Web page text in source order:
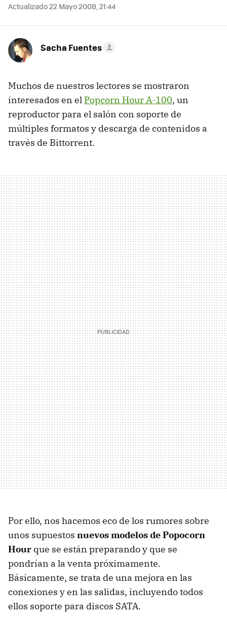
Actualizado 22 Mayo 2008, 21:44
Sacha Fuentes
Muchos de nuestros lectores se mostraron
interesados en el Popcorn Hour A-100, un
reproductor para el salón con soporte de
múltiples formatos y descarga de contenidos a
través de Bittorrent.
Por ello, nos hacemos eco de los rumores sobre
unos supuestos nuevos modelos de Popocorn
Hour que se están preparando y que se
pondrían a la venta próximamente.
Básicamente, se trata de una mejora en las
conexiones y en las salidas, incluyendo todos
ellos soporte para discos SATA.